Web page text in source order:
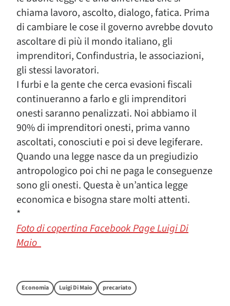
chiama lavoro, ascolto, dialogo, fatica. Prima
di cambiare le cose il governo avrebbe dovuto
ascoltare di più il mondo italiano, gli
imprenditori, Confindustria, le associazioni,
gli stessi lavoratori.
I furbi e la gente che cerca evasioni fiscali
continueranno a farlo e gli imprenditori
onesti saranno penalizzati. Noi abbiamo il
90% di imprenditori onesti, prima vanno
ascoltati, conosciuti e poi si deve legiferare.
Quando una legge nasce da un pregiudizio
antropologico poi chi ne paga le conseguenze
sono gli onesti. Questa è un’antica legge
economica e bisogna stare molti attenti.
*
Foto di copertina Facebook Page Luigi Di
Maio
Economia Luigi Di Maio precariato